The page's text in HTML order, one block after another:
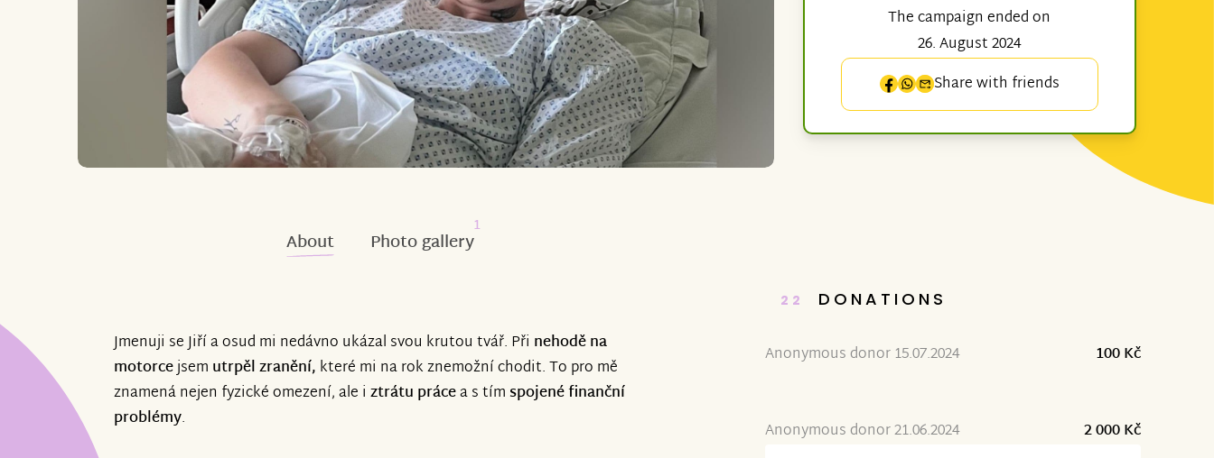
The campaign ended on
26. August 2024
Share with friends
About Photo gallery
1
Jmenuji se Jiří a osud mi nedávno ukázal svou krutou tvář. Při nehodě na
motorcejsem utrpěl zranění, které mi na rok znemožní chodit. To pro mě
znamená nejen fyzické omezení, ale i ztrátu prácea s tímspojené finanční
problémy.
22 DONATIONS
Anonymous donor 15.07.2024 100 Kč
Anonymous donor 21.06.2024
2 000 Kč